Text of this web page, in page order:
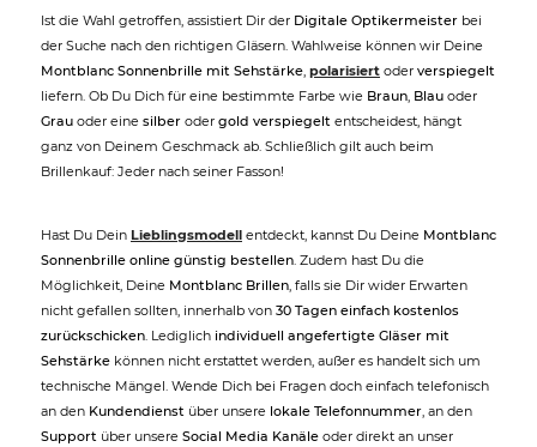
Ist die Wahl getroffen, assistiert Dir der Digitale Optikermeister bei
der Suche nach den richtigen Gläsern. Wahlweise können wir Deine
Montblanc Sonnenbrille mit Sehstärke, polarisiert oder verspiegelt
liefern. Ob Du Dich für eine bestimmte Farbe wie Braun, Blau oder
Grau oder eine silber oder gold verspiegelt entscheidest, hängt
ganz von Deinem Geschmack ab. Schließlich gilt auch beim
Brillenkauf: Jeder nach seiner Fasson!
Hast Du Dein Lieblingsmodell entdeckt, kannst Du Deine Montblanc
Sonnenbrille online günstig bestellen. Zudem hast Du die
Möglichkeit, Deine Montblanc Brillen, falls sie Dir wider Erwarten
nicht gefallen sollten, innerhalb von 30 Tagen einfach kostenlos
zurückschicken. Lediglich individuell angefertigte Gläser mit
Sehstärke können nicht erstattet werden, außer es handelt sich um
technische Mängel. Wende Dich bei Fragen doch einfach telefonisch
an den Kundendienst über unsere lokale Telefonnummer, an den
Support über unsere Social Media Kanäle oder direkt an unser